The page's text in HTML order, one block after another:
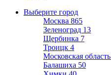
Выберите город
Москва 865
Зеленоград 13
Щербинка 7
Троицк 4
Московская область
Балашиха 50